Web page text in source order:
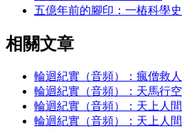
五億年前的腳印：一樁科學
相關文章
輪迴紀實（音頻）：瘋僧救人
輪迴紀實（音頻）：天馬行空
輪迴紀實（音頻）：天上人間
輪迴紀實（音頻）：天上人間